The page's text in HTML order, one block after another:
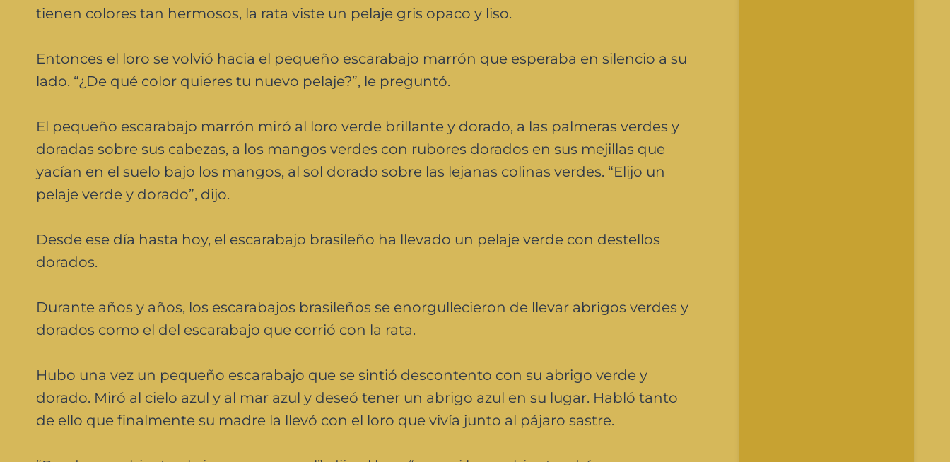
tienen colores tan hermosos, la rata viste un pelaje gris opaco y liso.
Entonces el loro se volvió hacia el pequeño escarabajo marrón que esperaba en silencio a su
lado. “¿De qué color quieres tu nuevo pelaje?”, le preguntó.
El pequeño escarabajo marrón miró al loro verde brillante y dorado, a las palmeras verdes y
doradas sobre sus cabezas, a los mangos verdes con rubores dorados en sus mejillas que
yacían en el suelo bajo los mangos, al sol dorado sobre las lejanas colinas verdes. “Elijo un
pelaje verde y dorado”, dijo.
Desde ese día hasta hoy, el escarabajo brasileño ha llevado un pelaje verde con destellos
dorados.
Durante años y años, los escarabajos brasileños se enorgullecieron de llevar abrigos verdes y
dorados como el del escarabajo que corrió con la rata.
Hubo una vez un pequeño escarabajo que se sintió descontento con su abrigo verde y
dorado. Miró al cielo azul y al mar azul y deseó tener un abrigo azul en su lugar. Habló tanto
de ello que finalmente su madre la llevó con el loro que vivía junto al pájaro sastre.